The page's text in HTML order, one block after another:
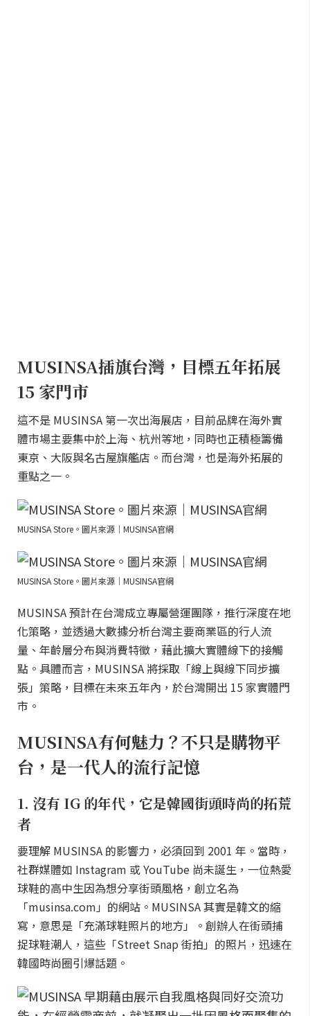
MUSINSA插旗台灣，目標五年拓展
15 家門市
這不是 MUSINSA 第一次出海展店，目前品牌在海外實
體市場主要集中於上海、杭州等地，同時也正積極籌備
東京、大阪與名古屋旗艦店。而台灣，也是海外拓展的
重點之一。
MUSINSA Store。圖片來源｜MUSINSA官網
MUSINSA Store。圖片來源｜MUSINSA官網
MUSINSA 預計在台灣成立專屬營運團隊，推行深度在地
化策略，並透過大數據分析台灣主要商業區的行人流
量、年齡層分布與消費特徵，藉此擴大實體線下的接觸
點。具體而言，MUSINSA 將採取「線上與線下同步擴
張」策略，目標在未來五年內，於台灣開出 15 家實體門
市。
MUSINSA有何魅力？不只是購物平
台，是一代人的流行記憶
1. 沒有 IG 的年代，它是韓國街頭時尚的拓荒
者
要理解 MUSINSA 的影響力，必須回到 2001 年。當時，
社群媒體如 Instagram 或 YouTube 尚未誕生，一位熱愛
球鞋的高中生因為想分享街頭風格，創立名為
「musinsa.com」的網站。MUSINSA 其實是韓文的縮
寫，意思是「充滿球鞋照片的地方」。創辦人在街頭捕
捉球鞋潮人，這些「Street Snap 街拍」的照片，迅速在
韓國時尚圈引爆話題。